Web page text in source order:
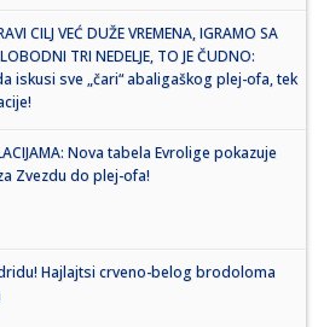
CILJ VEĆ DUŽE VREMENA, IGRAMO SA
TRI NEDELJE, TO JE ČUDNO:
iskusi sve „čari“ abaligaškog plej-ofa, tek
Nova tabela Evrolige pokazuje
Zvezdu do plej-ofa!
Hajlajtsi crveno-belog brodoloma